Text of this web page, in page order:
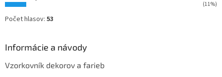
(11%)
Počet hlasov: 53
Informácie a návody
Vzorkovník dekorov a farieb